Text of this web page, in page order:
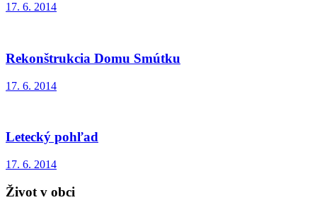
17. 6. 2014
Rekonštrukcia Domu Smútku
17. 6. 2014
Letecký pohľad
17. 6. 2014
Život v obci